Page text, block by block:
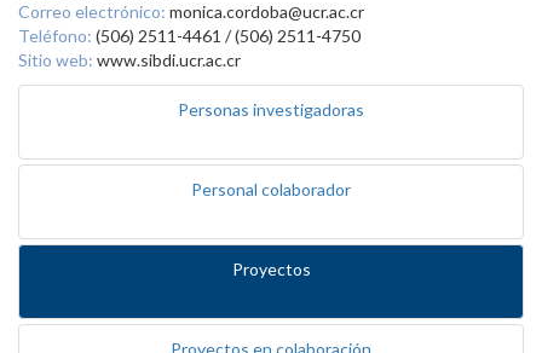
Correo electrónico: monica.cordoba@ucr.ac.cr
Teléfono: (506) 2511-4461 / (506) 2511-4750
Sitio web: www.sibdi.ucr.ac.cr
Personas investigadoras
Personal colaborador
Proyectos
Proyectos en colaboración